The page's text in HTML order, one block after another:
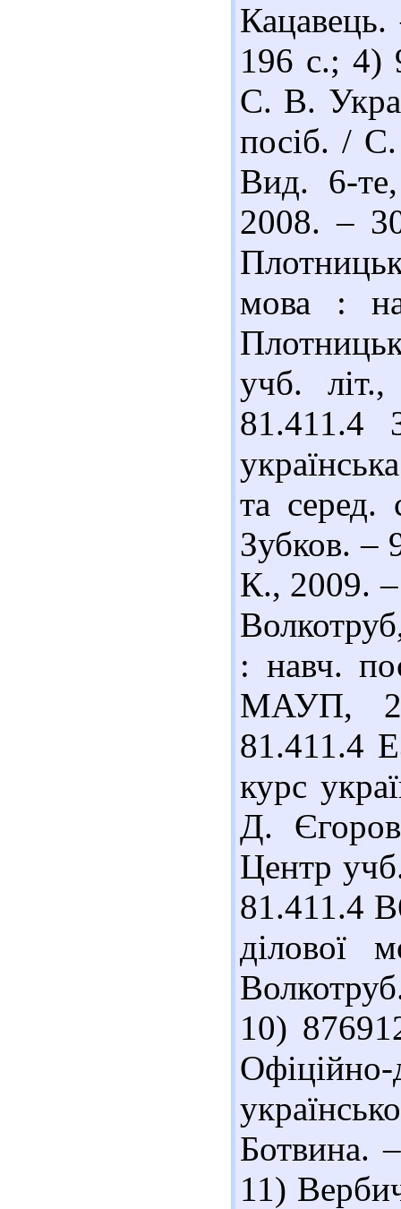
196 с.; 4)
С. В.
посіб. /
Вид. 6-
2008. –
мова :
учб.
81.411.4
та серед.
Зубков. –
К., 2009.
: навч.
МАУП,
81.411.4
курс
Д.
Центр
81.411.4
10)
Ботвина.
11)